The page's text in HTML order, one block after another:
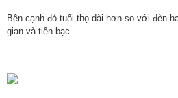
Bên cạnh đó tuổi thọ dài hơn so với đèn
gian và tiền bạc.